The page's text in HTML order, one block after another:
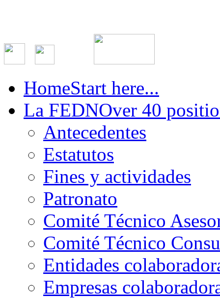
HomeStart here...
La FEDNOver 40
Antecedentes
Estatutos
Fines y actividades
Patronato
Comité Técnico
Comité Técnico
Entidades
Empresas